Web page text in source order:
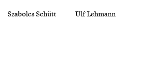
Szabolcs Schütt Ulf Lehmann